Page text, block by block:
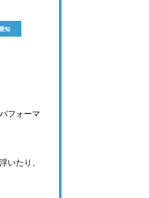
知
フォーマ
いたり、